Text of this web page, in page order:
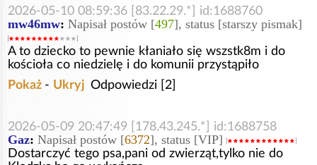
2026-05-10 08:59:36 [83.22.29.*] id:1688760
mw46mw: Napisał postów [497], status [starszy pismak]
A to dziecko to pewnie kłaniało się wszstk8m i do
kościoła co niedzielę i do komunii przystąpiło
Pokaż - Ukryj Odpowiedzi [2]
2026-05-09 20:47:49 [178.43.245.*] id:1688758
Gaz: Napisał postów [6372], status [VIP]
Dostarczyć tego psa,pani od zwierząt,tylko nie do